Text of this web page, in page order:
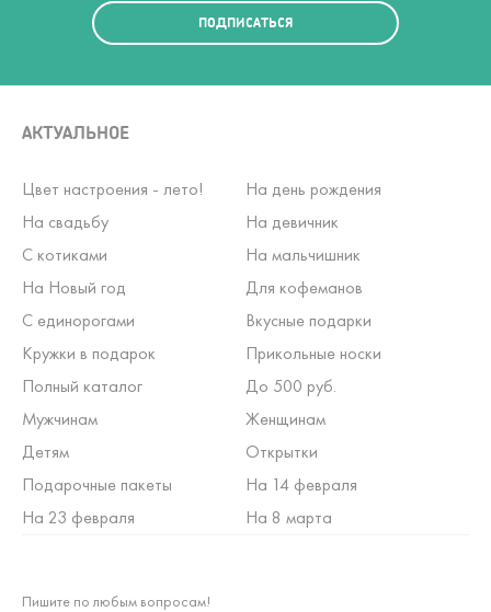
ПОДПИСАТЬСЯ
АКТУАЛЬНОЕ
Цвет настроения - лето!
На день рождения
На свадьбу
На девичник
С котиками
На мальчишник
На Новый год
Для кофеманов
С единорогами
Вкусные подарки
Кружки в подарок
Прикольные носки
Полный каталог
До 500 руб.
Мужчинам
Женщинам
Детям
Открытки
Подарочные пакеты
На 14 февраля
На 23 февраля
На 8 марта
Пишите по любым вопросам!